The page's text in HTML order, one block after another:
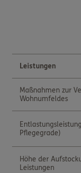
Leistungen
Maßnahmen zur
Wohnumfeldes
Pflegegrade)
Höhe der
Leistungen